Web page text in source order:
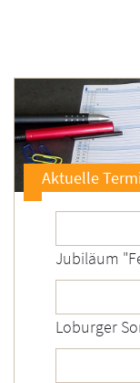
Aktuelle
Jubiläum
Loburger